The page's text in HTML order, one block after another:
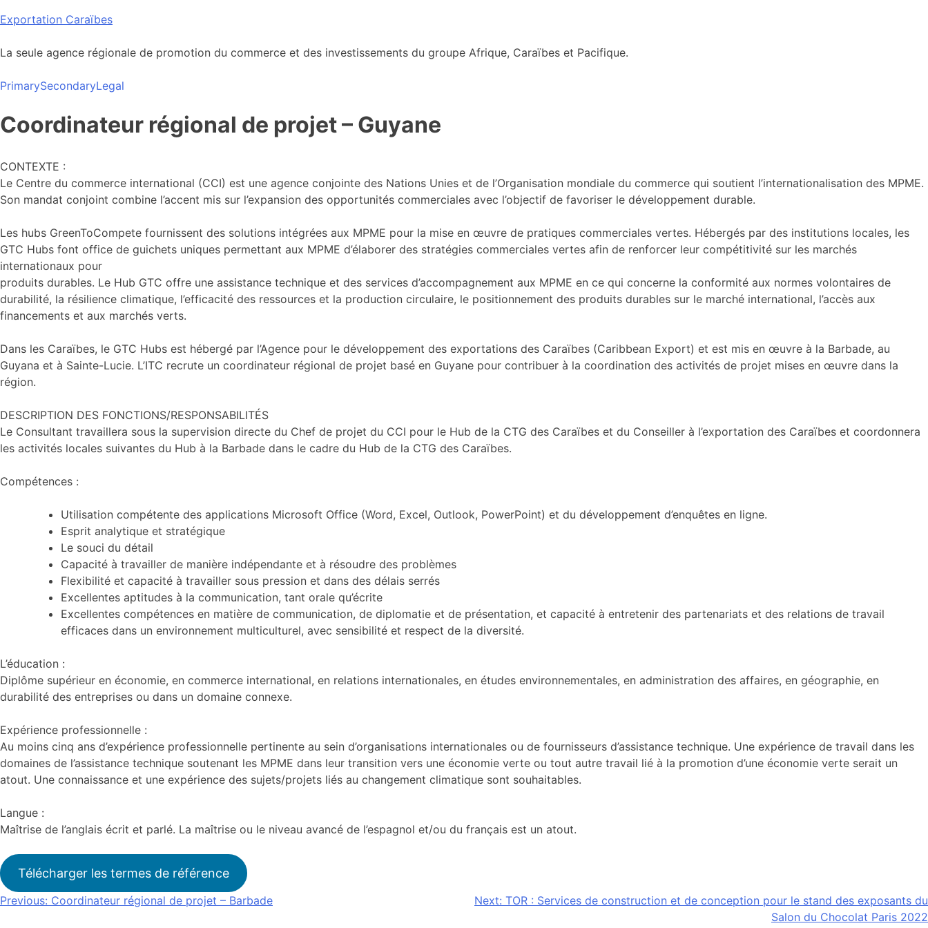
Skip
content
Exportation Caraïbes
La seule agence régionale de promotion du commerce et des investissements du groupe Afrique, Caraïbes et Pacifique.
PrimarySecondaryLegal
Coordinateur régional de projet – Guyane
CONTEXTE :
Le Centre du commerce international (CCI) est une agence conjointe des Nations Unies et de l’Organisation mondiale du commerce qui soutient l’internationalisation des MPME.
Son mandat conjoint combine l’accent mis sur l’expansion des opportunités commerciales avec l’objectif de favoriser le développement durable.
Les hubs GreenToCompete fournissent des solutions intégrées aux MPME pour la mise en œuvre de pratiques commerciales vertes. Hébergés par des institutions locales, les
GTC Hubs font office de guichets uniques permettant aux MPME d’élaborer des stratégies commerciales vertes afin de renforcer leur compétitivité sur les marchés
internationaux pour
produits durables. Le Hub GTC offre une assistance technique et des services d’accompagnement aux MPME en ce qui concerne la conformité aux normes volontaires de
durabilité, la résilience climatique, l’efficacité des ressources et la production circulaire, le positionnement des produits durables sur le marché international, l’accès aux
financements et aux marchés verts.
Dans les Caraïbes, le GTC Hubs est hébergé par l’Agence pour le développement des exportations des Caraïbes (Caribbean Export) et est mis en œuvre à la Barbade, au
Guyana et à Sainte-Lucie. L’ITC recrute un coordinateur régional de projet basé en Guyane pour contribuer à la coordination des activités de projet mises en œuvre dans la
région.
DESCRIPTION DES FONCTIONS/RESPONSABILITÉS
Le Consultant travaillera sous la supervision directe du Chef de projet du CCI pour le Hub de la CTG des Caraïbes et du Conseiller à l’exportation des Caraïbes et coordonnera
les activités locales suivantes du Hub à la Barbade dans le cadre du Hub de la CTG des Caraïbes.
Compétences :
Utilisation compétente des applications Microsoft Office (Word, Excel, Outlook, PowerPoint) et du développement d’enquêtes en ligne.
Esprit analytique et stratégique
Le souci du détail
Capacité à travailler de manière indépendante et à résoudre des problèmes
Flexibilité et capacité à travailler sous pression et dans des délais serrés
Excellentes aptitudes à la communication, tant orale qu’écrite
Excellentes compétences en matière de communication, de diplomatie et de présentation, et capacité à entretenir des partenariats et des relations de travail
efficaces dans un environnement multiculturel, avec sensibilité et respect de la diversité.
L’éducation :
Diplôme supérieur en économie, en commerce international, en relations internationales, en études environnementales, en administration des affaires, en géographie, en
durabilité des entreprises ou dans un domaine connexe.
Expérience professionnelle :
Au moins cinq ans d’expérience professionnelle pertinente au sein d’organisations internationales ou de fournisseurs d’assistance technique. Une expérience de travail dans les
domaines de l’assistance technique soutenant les MPME dans leur transition vers une économie verte ou tout autre travail lié à la promotion d’une économie verte serait un
atout. Une connaissance et une expérience des sujets/projets liés au changement climatique sont souhaitables.
Langue :
Maîtrise de l’anglais écrit et parlé. La maîtrise ou le niveau avancé de l’espagnol et/ou du français est un atout.
Télécharger les termes de référence
Navigation
Previous: Coordinateur régional de projet – Barbade Next: TOR : Services de construction et de conception pour le stand des exposants du
Salon du Chocolat Paris 2022